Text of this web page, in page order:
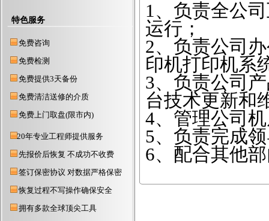
东莞硬盘数据恢复
特色服务
免费咨询
免费检测
免费提供3天备份
免费清洁送修的介质
免费上门取盘(限市内)
20年专业工程师提供服务
先报价后恢复 不成功不收费
签订保密协议 对数据严格保密
恢复过程不写操作确保安全
拥有多款全球顶尖工具
1、负责全公
运行；
2、负责公司
印机打印机系
3、负责公司
台技术更新和
4、管理公司
5、负责完成
6、配合其他